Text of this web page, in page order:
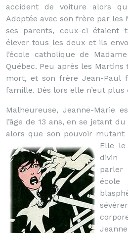
accident de voiture alors
Adoptée avec son frère par les
ses parents, ceux-ci étaient
élever tous les deux et ils
l’école catholique de
Québec. Peu après les
mort, et son frère Jean-Paul
famille. Dès lors elle n’eut
Malheureuse, Jeanne-Marie
l’âge de 13 ans, en se jetant
alors que son pouvoir mutant
Elle
divin
parler